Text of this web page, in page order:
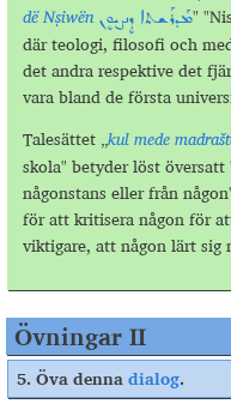
dëNṣiwën ܡܰܕܪܰܫܬܐ ܕܷܢܨܝܘܷܢ"
där teologi, filosofi och
det andra respektive det
vara bland de första
Talesättet „kul mede
skola" betyder löst
någonstans eller från
för att kritisera någon för
viktigare, att någon lärt sig
Övningar II
5. Öva dennadialog.